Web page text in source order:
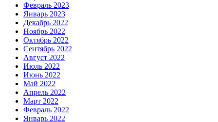
Февраль 2023
Январь 2023
Декабрь 2022
Ноябрь 2022
Октябрь 2022
Сентябрь 2022
Август 2022
Июль 2022
Июнь 2022
Май 2022
Апрель 2022
Март 2022
Февраль 2022
Январь 2022